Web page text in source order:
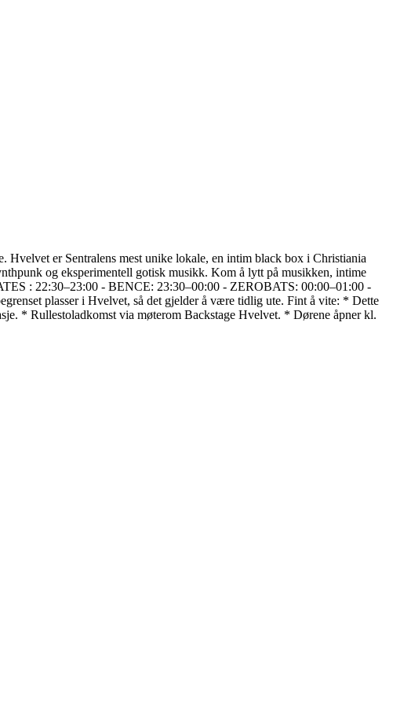
er Sentralens mest unike lokale, en intim black box i Christiania
og eksperimentell gotisk musikk. Kom å lytt på musikken, intime
: 22:30–23:00 - BENCE: 23:30–00:00 - ZEROBATS: 00:00–01:00 -
plasser i Hvelvet, så det gjelder å være tidlig ute. Fint å vite: * Dette
* Rullestoladkomst via møterom Backstage Hvelvet. * Dørene åpner kl.